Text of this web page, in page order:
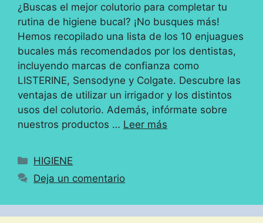
¿Buscas el mejor colutorio para completar tu
rutina de higiene bucal? ¡No busques más!
Hemos recopilado una lista de los 10 enjuagues
bucales más recomendados por los dentistas,
incluyendo marcas de confianza como
LISTERINE, Sensodyne y Colgate. Descubre las
ventajas de utilizar un irrigador y los distintos
usos del colutorio. Además, infórmate sobre
nuestros productos … Leer más
Categorías
HIGIENE
Deja un comentario